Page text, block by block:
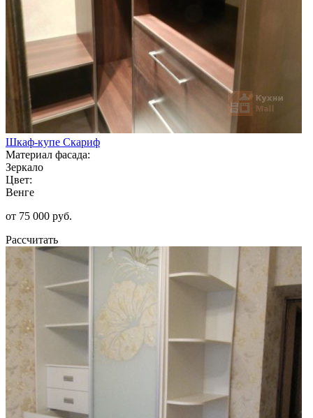
Шкаф-купе Скариф
Материал фасада:
Зеркало
Цвет:
Венге
от 75 000 руб.
Рассчитать